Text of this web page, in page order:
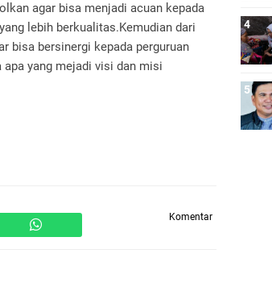
agar bisa menjadi acuan kepada
lebih berkualitas.Kemudian dari
bisa bersinergi kepada perguruan
yang mejadi visi dan misi
Komentar